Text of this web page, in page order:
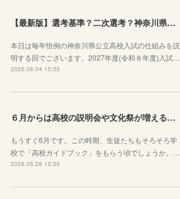
【最新版】選考基準？二次選考？神奈川県の受験の基本や公立高校入試の仕組みをシンプルに説明してみた
本日は毎年恒例の神奈川県公立高校入試の仕組みを説
明する回でございます。2027年度(令和８年度)入試…
2026.06.04 15:05
６月からは高校の説明会や文化祭が増えることを知っておきましょう
もうすぐ6月です。この時期、生徒たちもそろそろ学
校で「高校ガイドブック」をもらう頃でしょうか。…
2026.05.28 15:05